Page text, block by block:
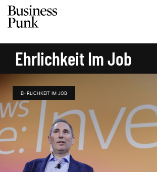
Ehrlichkeit Im Job
EHRLICHKEIT IM JOB